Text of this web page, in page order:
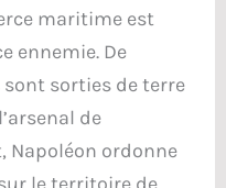
maritime est
ennemie. De
sorties de terre
de
Napoléon ordonne